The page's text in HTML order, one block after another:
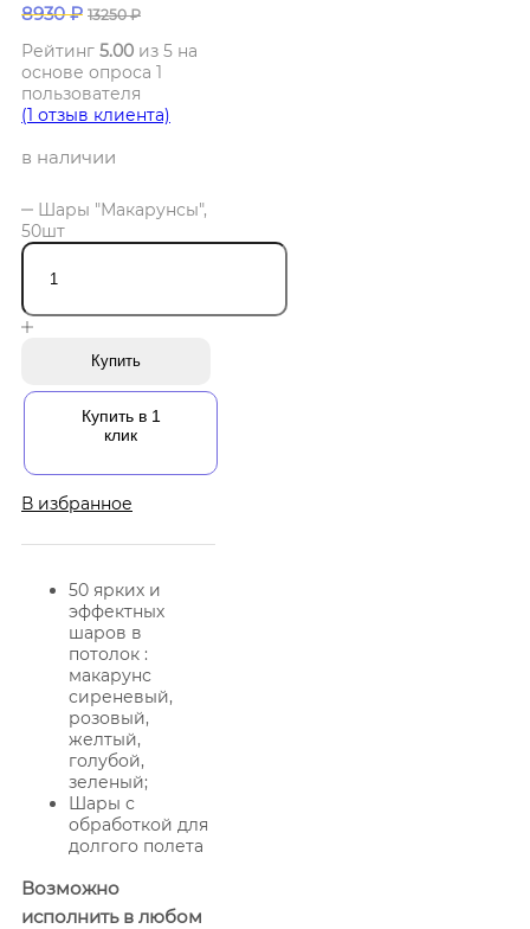
8930₽ 13250₽
Рейтинг 5.00 из 5 на
основе опроса 1
пользователя
(1 отзыв клиента)
в наличии
Шары "Макарунсы",
50шт
Купить
Купить в 1
клик
В избранное
50 ярких и
эффектных
шаров в
потолок :
макарунс
сиреневый,
розовый,
желтый,
голубой,
зеленый;
Шары с
обработкой для
долгого полета
Возможно
исполнить в любом